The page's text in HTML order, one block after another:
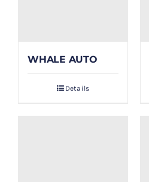
WHALE AUTO
Details